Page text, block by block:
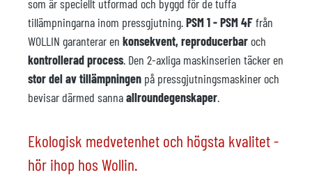
som är speciellt utformad och byggd för de tuffa
tillämpningarna inom pressgjutning.PSM 1 - PSM 4Ffrån
WOLLIN garanterar en konsekvent, reproducerbar och
kontrollerad process. Den 2-axliga maskinserien täcker en
stor del av tillämpningen på pressgjutningsmaskiner och
bevisar därmed sannaallroundegenskaper.
Ekologisk medvetenhet och högsta kvalitet -
hör ihop hos Wollin.